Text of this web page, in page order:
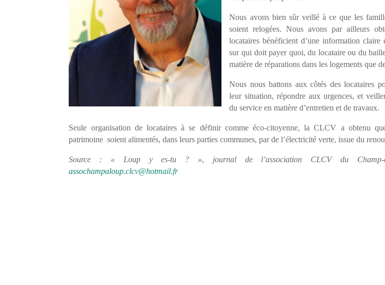
Nous avons bien sûr veillé à ce que les
soient relogées. Nous avons par ailleurs
locataires bénéficient d’une information claire
sur qui doit payer quoi, du locataire ou du
matière de réparations dans les logements que
Nous nous battons aux côtés des locataires
leur situation, répondre aux urgences, et
du service en matière d’entretien et de travaux.
Seule organisation de locataires à se définir comme éco-citoyenne, la CLCV a obtenu
patrimoine soient alimentés, dans leurs parties communes, par de l’électricité verte, issue du
Source : « Loup y es-tu ? », journal de l’association CLCV du
assochampaloup.clcv@hotmail.fr